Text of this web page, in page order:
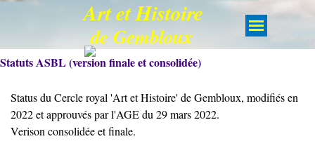
Art et Histoire
de Gembloux
Statuts ASBL (version finale et consolidée)
Status du Cercle royal 'Art et Histoire' de Gembloux, modifiés en
2022 et approuvés par l'AGE du 29 mars 2022.
Verison consolidée et finale.